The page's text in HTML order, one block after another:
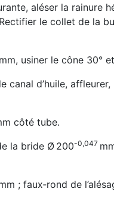
aléser la rainure
le collet de la
usiner le cône 30°
d’huile, affleurer,
côté tube.
la bride Ø 200-0,047
; faux‑rond de